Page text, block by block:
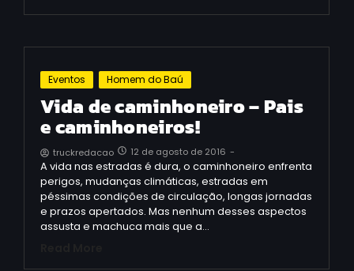
Eventos Homem do Baú
Vida de caminhoneiro – Pais
e caminhoneiros!
truckredacao 12 de agosto de 2016 -
A vida nas estradas é dura, o caminhoneiro enfrenta
perigos, mudanças climáticas, estradas em
péssimas condições de circulação, longas jornadas
e prazos apertados. Mas nenhum desses aspectos
assusta e machuca mais que a…